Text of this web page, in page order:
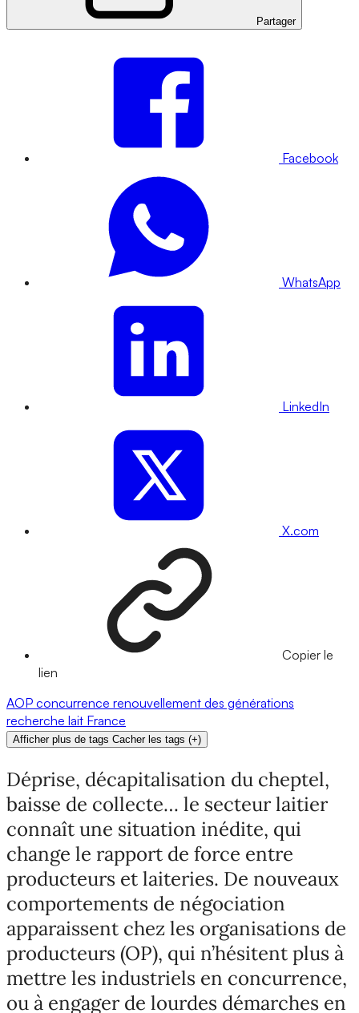
Partager
Facebook
WhatsApp
LinkedIn
X.com
Copier le
lien
AOP concurrence renouvellement des générations
recherche lait France
Afficher plus de tags Cacher les tags (+)
Déprise, décapitalisation du cheptel,
baisse de collecte… le secteur laitier
connaît une situation inédite, qui
change le rapport de force entre
producteurs et laiteries. De nouveaux
comportements de négociation
apparaissent chez les organisations de
producteurs (OP), qui n’hésitent plus à
mettre les industriels en concurrence,
ou à engager de lourdes démarches en